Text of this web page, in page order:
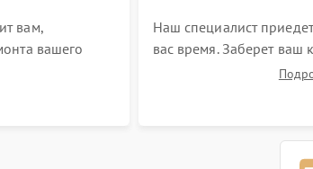
вам,
вашего
на все ваши
Наш специалист
вас время. Заберет ваш
привезет на склад для